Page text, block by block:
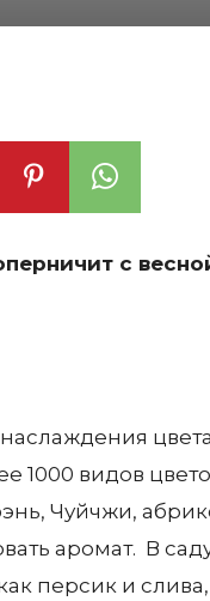
с
1000 видов
Чуйчжи,
аромат. В
персик и